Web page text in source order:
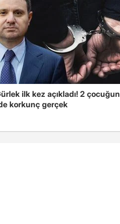
ilk kez açıkladı! 2 çocuğun
korkunç gerçek